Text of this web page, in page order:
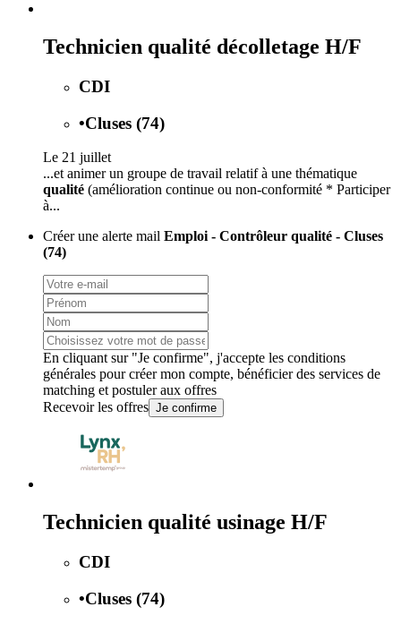
Technicien qualité décolletage H/F
CDI
•Cluses (74)
Le 21 juillet
...et animer un groupe de travail relatif à une thématique
qualité (amélioration continue ou non-conformité * Participer
à...
Créer une alerte mail Emploi - Contrôleur qualité - Cluses
(74)
En cliquant sur "Je confirme", j'accepte les conditions
générales pour créer mon compte, bénéficier des services de
matching et postuler aux offres
Recevoir les offres Je confirme
Technicien qualité usinage H/F
CDI
•Cluses (74)